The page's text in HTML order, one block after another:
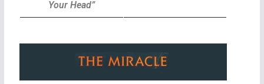
Your Head”